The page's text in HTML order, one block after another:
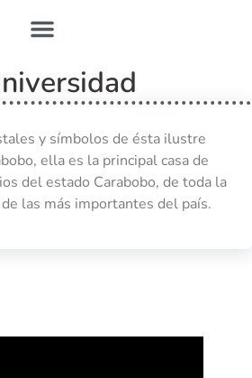
y símbolos de ésta ilustre
ella es la principal casa de
del estado Carabobo, de toda la
las más importantes del país.